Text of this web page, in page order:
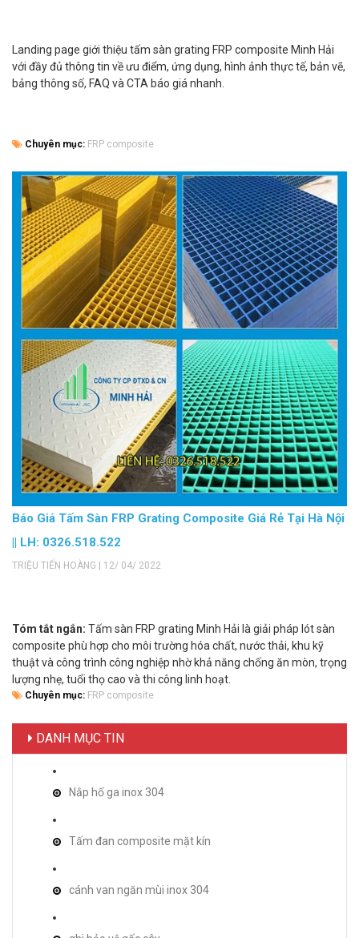
Landing page giới thiệu tấm sàn grating FRP composite Minh Hải
với đầy đủ thông tin về ưu điểm, ứng dụng, hình ảnh thực tế, bản vẽ,
bảng thông số, FAQ và CTA báo giá nhanh.
Chuyên mục: FRP composite
Báo Giá Tấm Sàn FRP Grating Composite Giá Rẻ Tại Hà Nội
|| LH: 0326.518.522
TRIỆU TIẾN HOÀNG | 12/ 04/ 2022
Tóm tắt ngắn: Tấm sàn FRP grating Minh Hải là giải pháp lót sàn
composite phù hợp cho môi trường hóa chất, nước thải, khu kỹ
thuật và công trình công nghiệp nhờ khả năng chống ăn mòn, trọng
lượng nhẹ, tuổi thọ cao và thi công linh hoạt.
Chuyên mục: FRP composite
DANH MỤC TIN
Nắp hố ga inox 304
Tấm đan composite mặt kín
cánh van ngăn mùi inox 304